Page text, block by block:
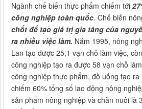
Ngành chế biến thực phẩm chiếm tới
công nghiệp toàn quốc. Chế biến
chốt để tạo giá trị gia tăng của
ra nhiều việc làm. Năm 1995, nông
Lan tạo được 25,1 vạn chỗ làm việc,
công nghiệp tạo ra được 58 vạn chỗ
công nghiệp thực phẩm, đồ uống tạo
chiếm 60% tổng số lao động nông
sản phẩm nông nghiệp và chăn nuôi là